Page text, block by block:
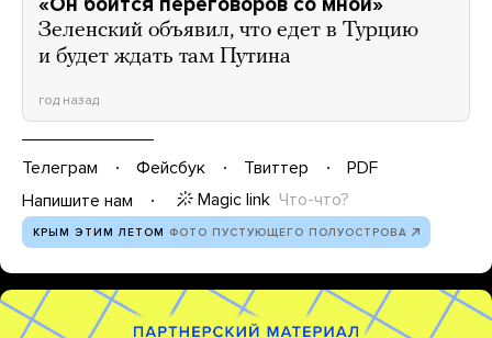
Зеленский объявил, что едет в Турцию
и будет ждать там Путина
год назад
Телеграм Фейсбук Твиттер
PDF
Напишите нам
Magic link Что-что?
КРЫМ ЭТИМ ЛЕТОМ ФОТО ПУСТУЮЩЕГО ПОЛУОСТРОВА